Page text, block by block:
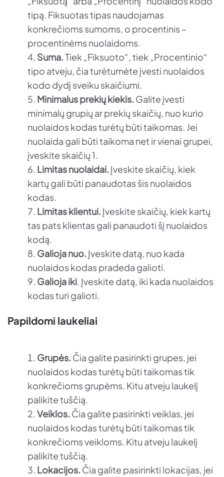
tipą. Fiksuotas tipas naudojamas
konkrečioms sumoms, o procentinis –
procentinėms nuolaidoms.
Suma.Tiek „Fiksuoto“, tiek „Procentinio“
tipo atveju, čia turėtumėte įvesti nuolaidos
kodo dydį sveiku skaičiumi.
Minimalus prekių kiekis. Galite įvesti
minimalų grupių ar prekių skaičių, nuo kurio
nuolaidos kodas turėtų būti taikomas. Jei
nuolaida gali būti taikoma net ir vienai grupei,
įveskite skaičių 1.
Limitas nuolaidai. Įveskite skaičių, kiek
kartų gali būti panaudotas šis nuolaidos
kodas.
Limitas klientui. Įveskite skaičių, kiek kartų
tas pats klientas gali panaudoti šį nuolaidos
kodą.
Galioja nuo. Įveskite datą, nuo kada
nuolaidos kodas pradeda galioti.
Galioja iki . Įveskite datą, iki kada nuolaidos
kodas turi galioti.
Papildomi laukeliai
Grupės. Čia galite pasirinkti grupes, jei
nuolaidos kodas turėtų būti taikomas tik
konkrečioms grupėms. Kitu atveju laukelį
palikite tuščią.
Veiklos. Čia galite pasirinkti veiklas, jei
nuolaidos kodas turėtų būti taikomas tik
konkrečioms veikloms. Kitu atveju laukelį
palikite tuščią.
Lokacijos. Čia galite pasirinkti lokacijas, jei